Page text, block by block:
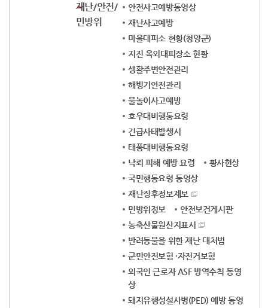
재난/안전/
민방위
안전사고예방동영상
재난사고예방
마을대피소 현황(청양군)
지진 옥외대피장소 현황
생활주변안전관리
해빙기안전관리
물놀이사고예방
호우대비행동요령
긴급사태발생시
태풍대비행동요령
낙뢰 피해 예방 요령
황사현상
국민행동요령 동영상
재난징후정보제보
민방위정보
안전보건게시판
농축산물원산지표시
반려동물을 위한 재난 대처법
군민안전보험 ·자전거보험
외국인 근로자 ASF 방역수칙 동영
상
돼지유행성설사병(PED) 예방 동영